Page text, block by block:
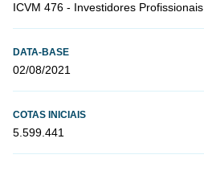
ICVM 476 - Investidores Profissionais
DATA-BASE
02/08/2021
COTAS INICIAIS
5.599.441